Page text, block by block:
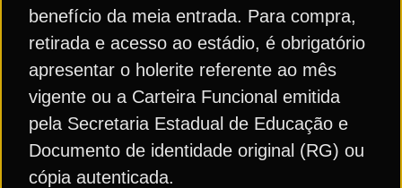
benefício da meia entrada. Para compra,
retirada e acesso ao estádio, é obrigatório
apresentar o holerite referente ao mês
vigente ou a Carteira Funcional emitida
pela Secretaria Estadual de Educação e
Documento de identidade original (RG) ou
cópia autenticada.